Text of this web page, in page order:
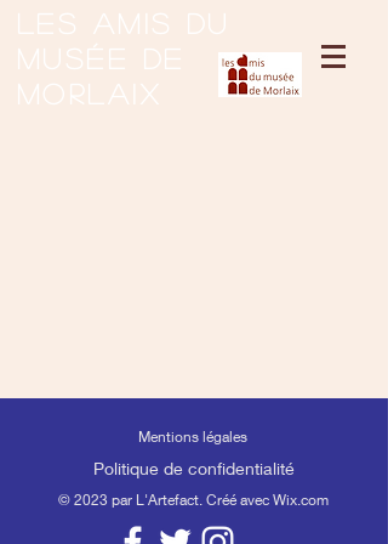
Les amis du
musée de
Morlaix
Mentions légales
Politique de confidentialité
© 2023 par L'Artefact. Créé avec Wix.com